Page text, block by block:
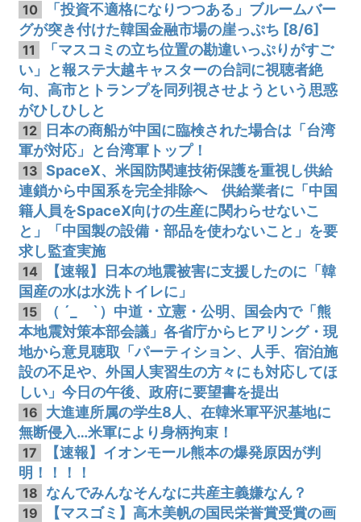
10
「投資不適格になりつつある」ブルームバー
グが突き付けた韓国金融市場の崖っぷち [8/6]
11
「マスコミの立ち位置の勘違いっぷりがすご
い」と報ステ大越キャスターの台詞に視聴者絶
句、高市とトランプを同列視させようという思惑
がひしひしと
12
日本の商船が中国に臨検された場合は「台湾
軍が対応」と台湾軍トップ！
13 SpaceX、米国防関連技術保護を重視し供給
連鎖から中国系を完全排除へ 供給業者に「中国
籍人員をSpaceX向けの生産に関わらせないこ
と」「中国製の設備・部品を使わないこと」を要
求し監査実施
14
【速報】日本の地震被害に支援したのに「韓
国産の水は水洗トイレに」
15
（ ´_ゝ`）中道・立憲・公明、国会内で「熊
本地震対策本部会議」各省庁からヒアリング・現
地から意見聴取「パーティション、人手、宿泊施
設の不足や、外国人実習生の方々にも対応してほ
しい」今日の午後、政府に要望書を提出
16 大進連所属の学生8人、在韓米軍平沢基地に
無断侵入…米軍により身柄拘束！
17
【速報】イオンモール熊本の爆発原因が判
明！！！！
18 なんでみんなそんなに共産主義嫌なん？
19
【マスゴミ】高木美帆の国民栄誉賞受賞の画